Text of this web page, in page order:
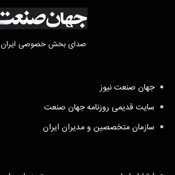
صدای بخش خصوصی ایران
جهان صنعت نیوز
سایت قدیمی روزنامه جهان صنعت
سازمان متخصصین و مدیران ایران